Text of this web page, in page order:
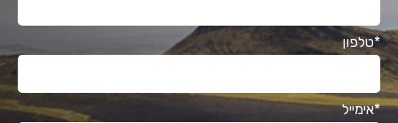
*טלפון
*אימייל